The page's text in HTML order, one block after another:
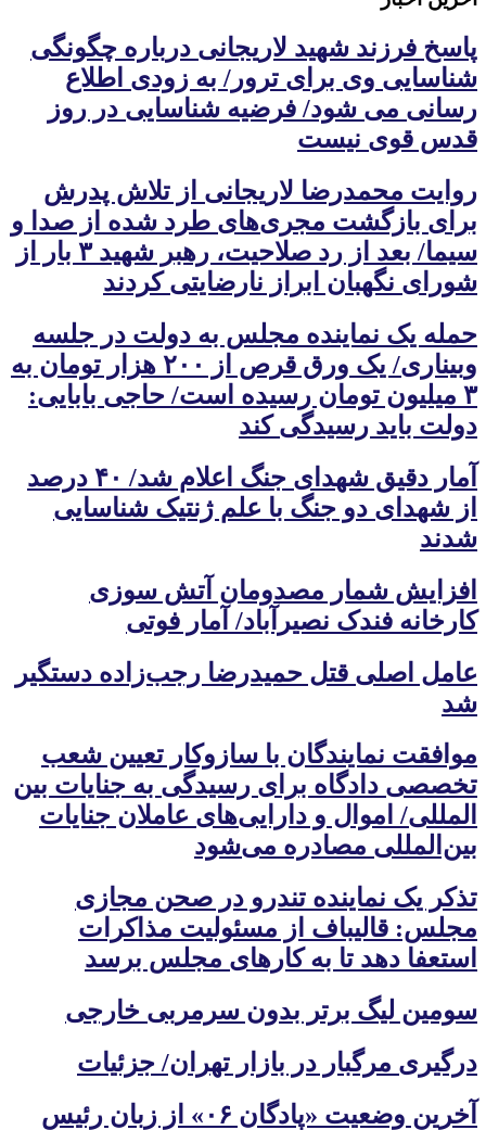
پاسخ فرزند شهید لاریجانی درباره چگونگی
شناسایی وی برای ترور/ به زودی اطلاع
رسانی می شود/ فرضیه شناسایی در روز
قدس قوی نیست
روایت محمدرضا لاریجانی از تلاش پدرش
برای بازگشت مجری‌های طرد شده از صدا و
سیما/ بعد از رد صلاحیت، رهبر شهید ۳ بار از
شورای نگهبان ابراز نارضایتی کردند
حمله یک نماینده مجلس به دولت در جلسه
وبیناری/ یک ورق قرص از ۲۰۰ هزار تومان به
۳ میلیون تومان رسیده است/ حاجی بابایی:
دولت باید رسیدگی کند
آمار دقیق شهدای جنگ اعلام شد/ ۴۰ درصد
از شهدای دو جنگ با علم ژنتیک شناسایی
شدند
افزایش شمار مصدومان آتش سوزی
کارخانه فندک نصیرآباد/ آمار فوتی
عامل اصلی قتل حمیدرضا رجب‌زاده دستگیر
شد
موافقت نمایندگان با سازوکار تعیین شعب
تخصصی دادگاه برای رسیدگی به جنایات بین
المللی/ اموال و دارایی‌های عاملان جنایات
بین‌المللی مصادره می‌شود
تذکر یک نماینده تندرو در صحن مجازی
مجلس: قالیباف از مسئولیت مذاکرات
استعفا دهد تا به کارهای مجلس برسد
سومین لیگ برتر بدون سرمربی خارجی
درگیری مرگبار در بازار تهران/ جزئیات
آخرین وضعیت «پادگان ۰۶» از زبان رئیس